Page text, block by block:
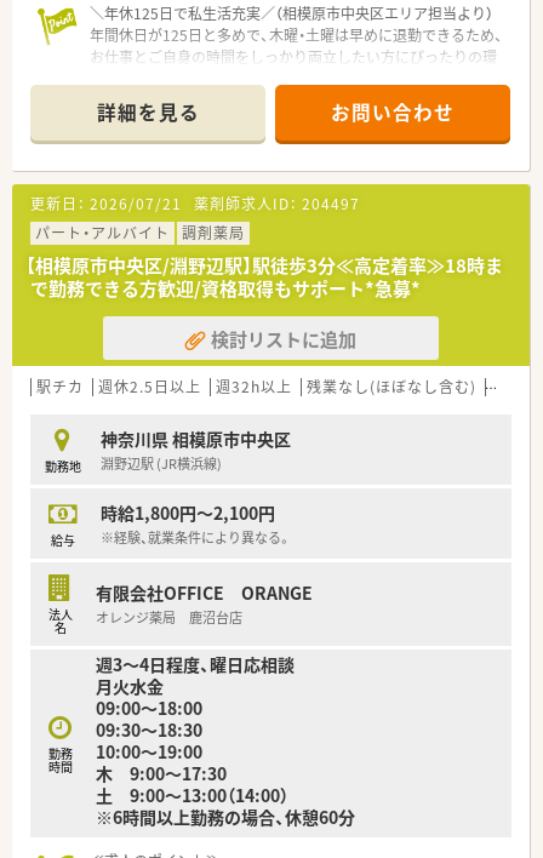
■1人あたりの処方箋対応枚数が30枚以下となるよう調整され
ており、投薬時に患者様としっかり対話できる時間を確保してい
ます。
■在庫管理や薬歴の記録など、薬剤師としての基本業務を丁寧に
行いながら、地域のかかりつけ薬局としての役割を全ういただき
ます。
【職場環境と雰囲気】
■50代の男性管理薬剤師が在籍しており、経験の浅い方やブラ
ンクのある方に対しても、周りが丁寧にフォローを行う温かい職
場です。
■常時4名体制という手厚い人員配置を行っているため、一人ひ
とりの負担が少なく、スタッフ同士のコミュニケーションも良好
です。
■離職率が低く産休や育休からの復帰率も極めて高いため、様々
な世代が活躍しており、長期的に勤務しやすい風土が根付いてい
ます。
＼年休125日で私生活充実／（相模原市中央区エリア担当より）
年間休日が125日と多めで、木曜・土曜は早めに退勤できるため、
お仕事とご自身の時間をしっかり両立したい方にぴったりの環
【店舗情報と応需状況について】
■上溝駅から車で8分ほどの距離に位置しており、天候を気にせ
ず通えるマイカー通勤が可能なアクセス良好な立地です。
■内科や循環器科に加え、皮膚科や整形外科といった専門性の高
い処方箋を1日あたり60枚から70枚ほど応需しています。
■外来の調剤業務だけでなく居宅および施設への在宅業務にも
積極的に取り組んでおり、地域医療に深く貢献しています。
【法人特徴について】
■相模原および伊勢原エリアを中心に地域に根ざした8店舗を展
開し、きめ細やかな医療サービスを提供している法人です。
■グループ店舗全体での交流が非常に盛んに行われており、適度
な頻度で開催される勉強会を通じてスキルアップが可能です。
アットホームな雰囲気で高い定着率を誇る働きやすい会社で
す。
■月火水金は18時半までの営業で、木曜は17時、土曜は13時ま
での勤務となるため、メリハリをつけて働くことができます。
日制でしっかり体を休めながら無理なく働き続けられます。
■正社員5名とパートスタッフ5名という手厚い人員体制が整っ
ており、お互いに協力し合いながら業務を進めています。
【こんな方が活躍中】
■患者様の小さな変化にも気を配り、思いやりのある丁寧なコミ
ュニケーションを通じて信頼関係を築いているスタッフです。
■皮膚科や整形外科の専門知識を深めながら、施設在宅などの新
しい業務にも積極的に挑戦し、自身のスキルを高めている方で
す。
■手厚い人員体制の中で協調性を発揮し、周囲のスタッフと連携
を取りながら効率よく業務を進めることができる方です。
詳細を見る お問い合わせ
更新日： 2026/07/21 薬剤師求人ID： 204497
パート・アルバイト
調剤薬局
【相模原市中央区/淵野辺駅】駅徒歩3分≪高定着率≫18時ま
で勤務できる方歓迎/資格取得もサポート*急募*
検討リストに追加
駅チカ 週休2.5日以上 週32h以上 残業なし(ほぼなし含む) 転勤な
勤務地
神奈川県 相模原市中央区
淵野辺駅 (JR横浜線)
給与
時給1,800円～2,100円
※経験、就業条件により異なる。
法人
名
有限会社OFFICE ORANGE
オレンジ薬局 鹿沼台店
勤務
時間
週3～4日程度、曜日応相談
月火水金
09:00～18:00
09:30～18:30
10:00～19:00
木 9:00～17:30
土 9:00～13:00（14:00）
※6時間以上勤務の場合、休憩60分